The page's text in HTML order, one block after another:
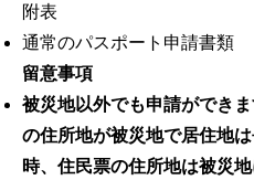
附表
通常のパスポート申請書類
留意事項
被災地以外でも申請ができ
の住所地が被災地で居住地
時、住民票の住所地は被災